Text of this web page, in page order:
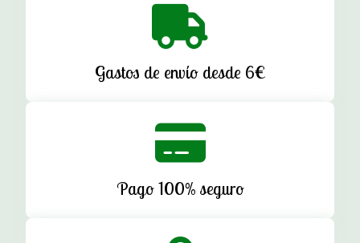
Gastos de envío desde 6€
Pago 100% seguro